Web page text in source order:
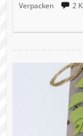
Verpacken
2